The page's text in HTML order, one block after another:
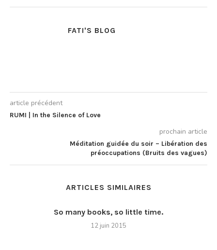
FATI'S BLOG
article précédent
RUMI | In the Silence of Love
prochain article
Méditation guidée du soir – Libération des
préoccupations (Bruits des vagues)
ARTICLES SIMILAIRES
So many books, so little time.
12 juin 2015